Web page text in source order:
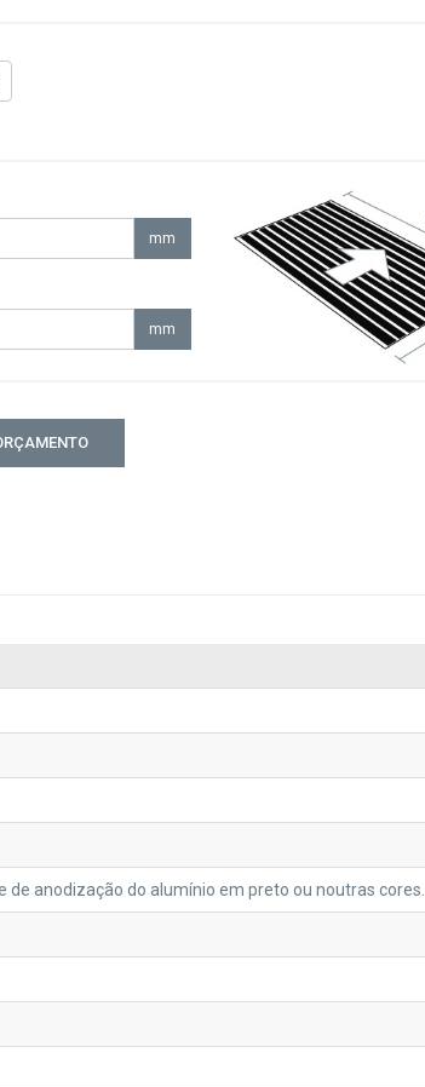
mm
mm
anodização do alumínio em preto ou noutras cores.